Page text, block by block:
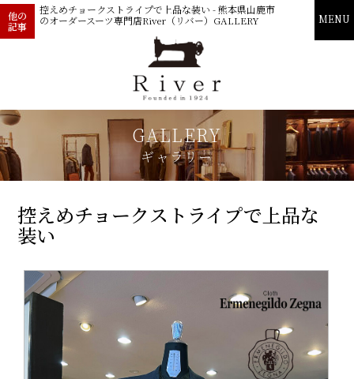
MENU
控えめチョークストライプで上品な装い - 熊本県山鹿市
のオーダースーツ専門店River（リバー）GALLERY
他の
記事
GALLERY
ギャラリー
控えめチョークストライプで上品な
装い